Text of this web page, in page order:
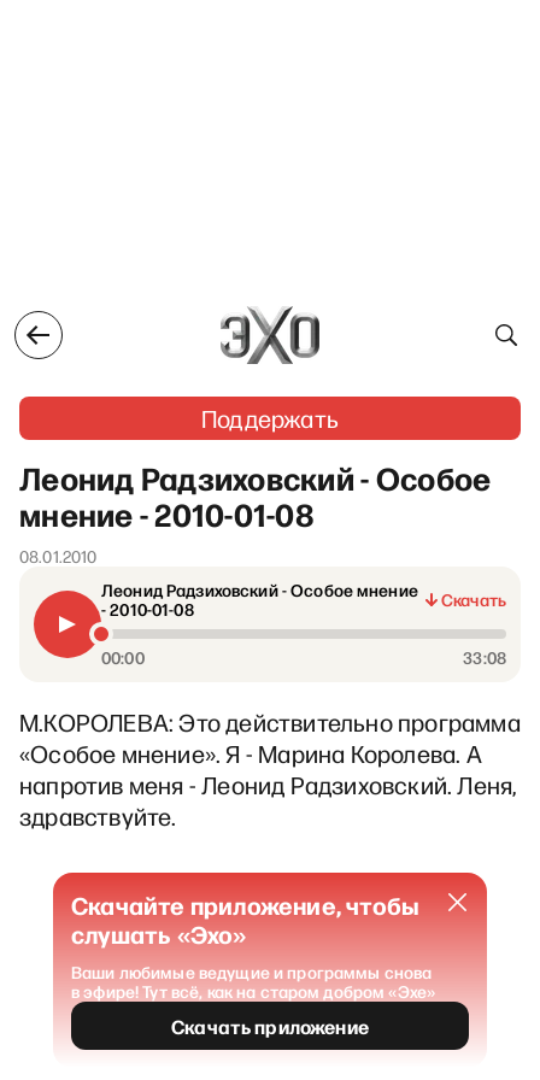
Поддержать
Леонид Радзиховский - Особое
мнение - 2010-01-08
08.01.2010
Леонид Радзиховский - Особое мнение
- 2010-01-08
Скачать
00:00 33:08
М.КОРОЛЕВА: Это действительно программа
«Особое мнение». Я - Марина Королева. А
напротив меня - Леонид Радзиховский. Леня,
здравствуйте.
Скачайте приложение, чтобы
слушать «Эхо»
Ваши любимые ведущие и программы снова
в эфире! Тут всё, как на старом добром «Эхе»
Скачать приложение